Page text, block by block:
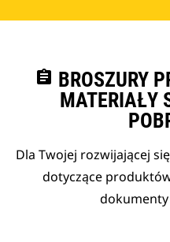
assignment BROSZURY
MATERIAŁY
Dla Twojej rozwijającej
dotyczące